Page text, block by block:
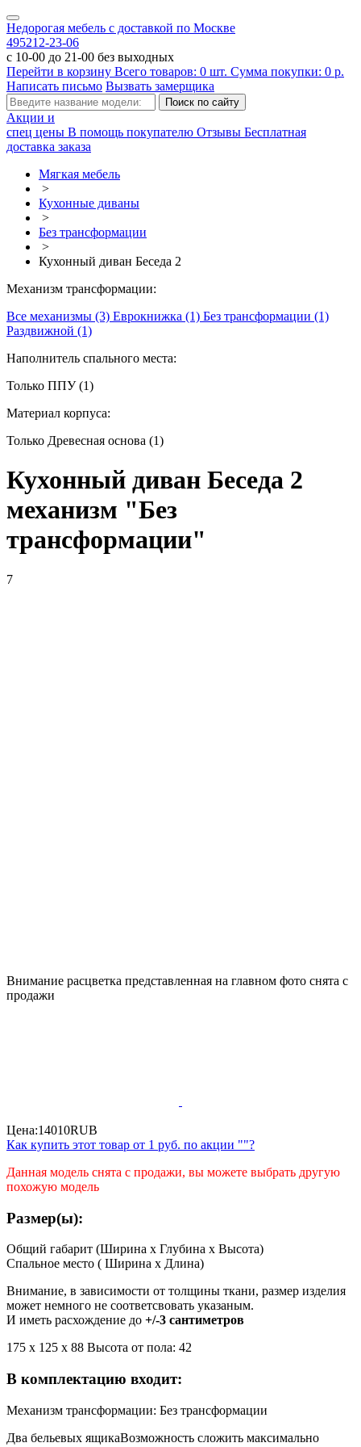
Недорогая мебель с доставкой по Москве
495212-23-06
с 10-00 до 21-00 без выходных
Перейти в корзину Всего товаров: 0 шт. Сумма покупки: 0 р.
Написать письмо Вызвать замерщика
Акции и
спец цены В помощь покупателю Отзывы Бесплатная
доставка заказа
Мягкая мебель
>
Кухонные диваны
>
Без трансформации
>
Кухонный диван Беседа 2
Механизм трансформации:
Все механизмы (3) Еврокнижка (1) Без трансформации (1)
Раздвижной (1)
Наполнитель спального места:
Только ППУ (1)
Материал корпуса:
Только Древесная основа (1)
Кухонный диван Беседа 2
механизм "Без
трансформации"
7
Внимание расцветка представленная на главном фото снята с
продажи
Цена:14010RUB
Как купить этот товар от 1 руб. по акции ""?
Данная модель снята с продажи, вы можете выбрать другую
похожую модель
Размер(ы):
Общий габарит (Ширина x Глубина x Высота)
Спальное место ( Ширина x Длина)
Внимание, в зависимости от толщины ткани, размер изделия
может немного не соответсвовать указаным.
И иметь расхождение до +/-3 сантиметров
175 x 125 x 88 Высота от пола: 42
В комплектацию входит:
Механизм трансформации: Без трансформации
Два бельевых ящикаВозможность сложить максимально